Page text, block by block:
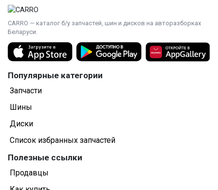
CARRO — каталог б/у запчастей, шин и дисков на авторазборках
Беларуси.
Популярные категории
Запчасти
Шины
Диски
Список избранных запчастей
Полезные ссылки
Продавцы